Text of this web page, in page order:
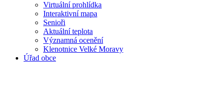
Virtuální prohlídka
Interaktivní mapa
Senioři
Aktuální teplota
Významná ocenění
Klenotnice Velké Moravy
Úřad obce